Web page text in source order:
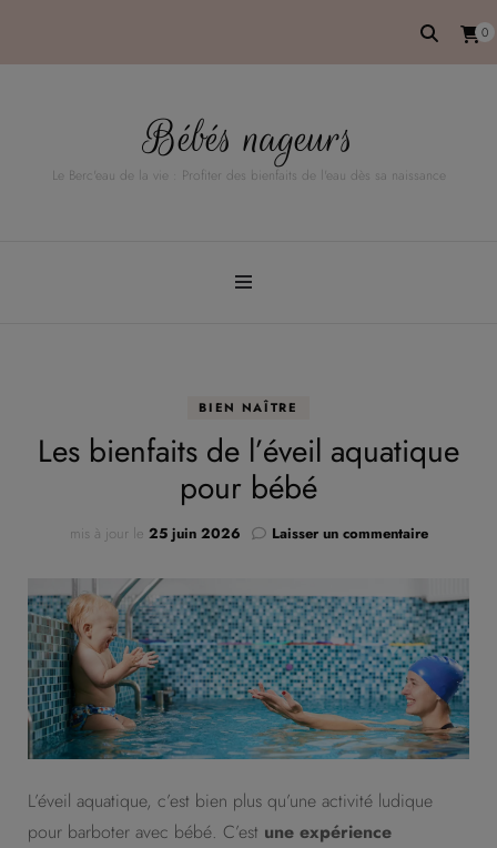
0
Bébés nageurs
Le Berc'eau de la vie : Profiter des bienfaits de l'eau dès sa naissance
BIEN NAÎTRE
Les bienfaits de l’éveil aquatique
pour bébé
mis à jour le 25 juin 2026 Laisser un commentairesur
de
l’éveil
aquatique
pour
bébé
L’éveil aquatique, c’est bien plus qu’une activité ludique
pour barboter avec bébé. C’est une expérience